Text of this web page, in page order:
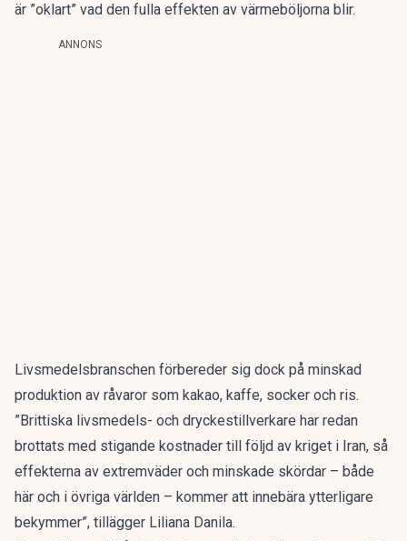
är ”oklart” vad den fulla effekten av värmeböljorna blir.
ANNONS
Livsmedelsbranschen förbereder sig dock på minskad
produktion av råvaror som kakao, kaffe, socker och ris.
”Brittiska livsmedels- och dryckestillverkare har redan
brottats med stigande kostnader till följd av kriget i Iran, så
effekterna av extremväder och minskade skördar – både
här och i övriga världen – kommer att innebära ytterligare
bekymmer”, tillägger Liliana Danila.